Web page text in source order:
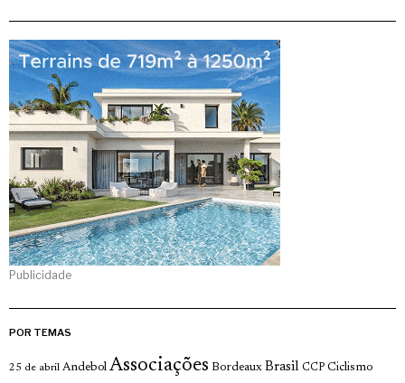
Publicidade
POR TEMAS
25 de abril Andebol Associações Bordeaux Brasil CCP Ciclismo